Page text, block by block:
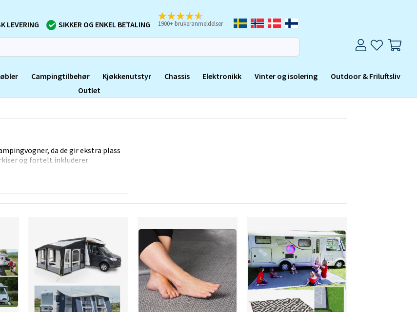
LEVERING SIKKER OG ENKEL BETALING 1900+ brukeranmeldelser
Campingtilbehør Kjøkkenutstyr Chassis Elektronikk Vinter og isolering
Outdoor & Friluftsliv
Outlet
da de gir ekstra plass
og fortelt inkluderer
og gir en komfortabel og lun
riktig markise eller